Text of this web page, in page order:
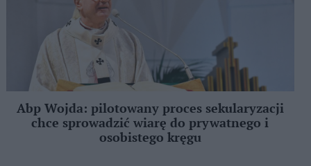
Abp Wojda: pilotowany proces sekularyzacji
chce sprowadzić wiarę do prywatnego i
osobistego kręgu